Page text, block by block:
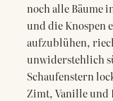
noch alle Bäume
und die Knospen
aufzublühen,
unwiderstehlich
Schaufenstern
Zimt, Vanille und